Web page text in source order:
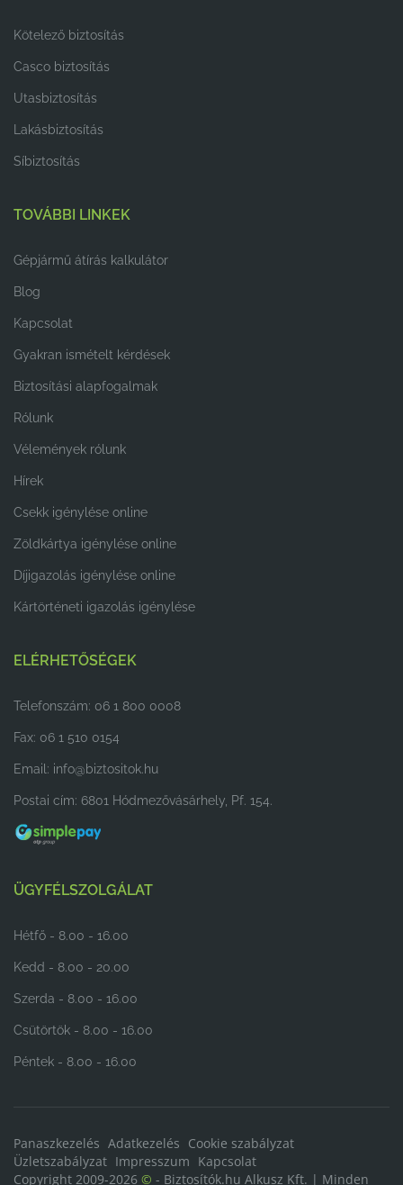
Kötelező biztosítás
Casco biztosítás
Utasbiztosítás
Lakásbiztosítás
Síbiztosítás
TOVÁBBI LINKEK
Gépjármű átírás kalkulátor
Blog
Kapcsolat
Gyakran ismételt kérdések
Biztosítási alapfogalmak
Rólunk
Vélemények rólunk
Hírek
Csekk igénylése online
Zöldkártya igénylése online
Díjigazolás igénylése online
Kártörténeti igazolás igénylése
ELÉRHETŐSÉGEK
Telefonszám: 06 1 800 0008
Fax: 06 1 510 0154
Email: info@biztositok.hu
Postai cím: 6801 Hódmezővásárhely, Pf. 154.
ÜGYFÉLSZOLGÁLAT
Hétfő - 8.00 - 16.00
Kedd - 8.00 - 20.00
Szerda - 8.00 - 16.00
Csütörtök - 8.00 - 16.00
Péntek - 8.00 - 16.00
Panaszkezelés Adatkezelés Cookie szabályzat
Üzletszabályzat Impresszum Kapcsolat
Copyright 2009-2026 © - Biztosítók.hu Alkusz Kft. | Minden